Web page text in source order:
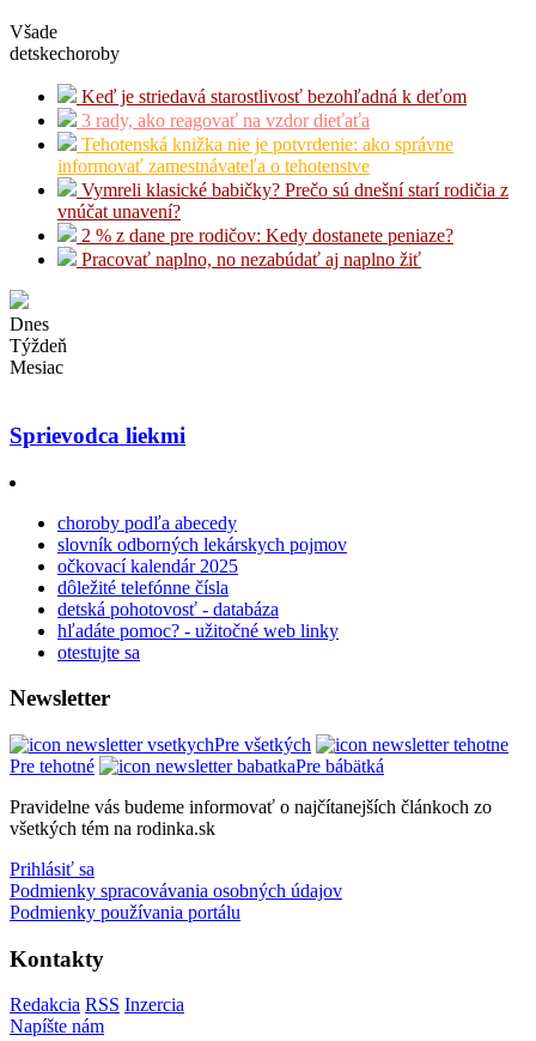
Všade
detskechoroby
Keď je striedavá starostlivosť bezohľadná k deťom
3 rady, ako reagovať na vzdor dieťaťa
Tehotenská knižka nie je potvrdenie: ako správne
informovať zamestnávateľa o tehotenstve
Vymreli klasické babičky? Prečo sú dnešní starí rodičia z
vnúčat unavení?
2 % z dane pre rodičov: Kedy dostanete peniaze?
Pracovať naplno, no nezabúdať aj naplno žiť
Dnes
Týždeň
Mesiac
Sprievodca liekmi
choroby podľa abecedy
slovník odborných lekárskych pojmov
očkovací kalendár 2025
dôležité telefónne čísla
detská pohotovosť - databáza
hľadáte pomoc? - užitočné web linky
otestujte sa
Newsletter
Pre všetkých
Pre tehotné
Pre bábätká
Pravidelne vás budeme informovať o najčítanejších článkoch zo
všetkých tém na rodinka.sk
Prihlásiť sa
Podmienky spracovávania osobných údajov
Podmienky používania portálu
Kontakty
Redakcia RSS Inzercia
Napíšte nám